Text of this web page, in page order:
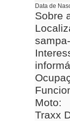
Data de
Sobre
Moto:
Traxx